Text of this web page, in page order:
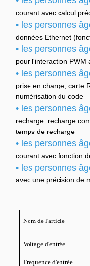
courant avec calcul
• les personnes
données Ethernet
• les personnes
pour l'interaction PWM
• les personnes
prise en charge, carte
numérisation du code
• les personnes
recharge: recharge
temps de recharge
• les personnes
courant avec fonction
• les personnes
avec une précision de
Nom de l'article
Voltage d'entrée
Fréquence d'entrée